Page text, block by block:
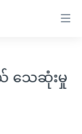
သေဆုံးမှု